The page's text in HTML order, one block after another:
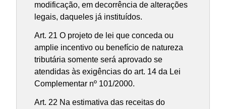
modificação, em decorrência de alterações
legais, daqueles já instituídos.
Art. 21 O projeto de lei que conceda ou
amplie incentivo ou benefício de natureza
tributária somente será aprovado se
atendidas às exigências do art. 14 da Lei
Complementar nº 101/2000.
Art. 22 Na estimativa das receitas do